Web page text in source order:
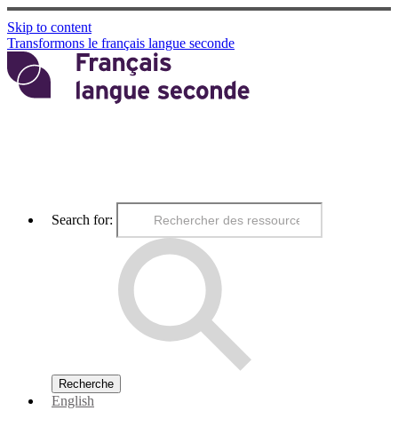
Skip to content
Transformons le français langue seconde
Search for:
English